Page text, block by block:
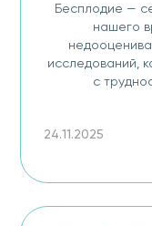
Бесплодие —
нашего
исследований,
с
24.11.2025